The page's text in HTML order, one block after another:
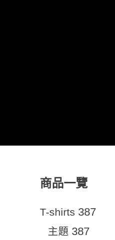
商品一覽
T-shirts 387
主題 387